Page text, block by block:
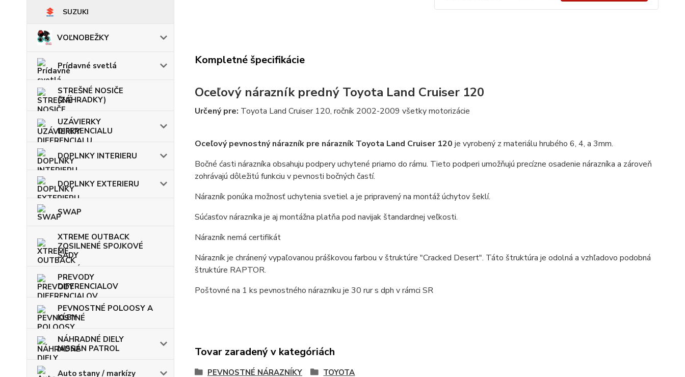
SUZUKI
VOĽNOBEŽKY
Prídavné svetlá
STREŠNÉ NOSIČE
(ZÁHRADKY)
UZÁVIERKY
DIFERENCIALU
DOPLNKY INTERIERU
DOPLNKY EXTERIERU
SWAP
XTREME OUTBACK
ZOSILNENÉ SPOJKOVÉ
SADY
PREVODY
DIFERENCIALOV
PEVNOSTNÉ POLOOSY A
KĹBY
NÁHRADNÉ DIELY
NISSAN PATROL
Auto stany / markízy
Kompletné špecifikácie
Oceľový nárazník predný Toyota Land Cruiser 120
Určený pre: Toyota Land Cruiser 120, ročník 2002-2009 všetky motorizácie
Oceľový pevnostný nárazník pre nárazník Toyota Land Cruiser 120 je vyrobený z materiálu hrubého 6, 4, a 3mm.
Bočné ćasti nárazníka obsahuju podpery uchytené priamo do rámu. Tieto podperi umožňujú precízne osadenie nárazníka a zároveň
zohrávajú dôležitú funkciu v pevnosti bočných častí.
Nárazník ponúka možnosť uchytenia svetiel a je pripravený na montáž úchytov šeklí.
Súćasťov nárazníka je aj montážna platňa pod navijak štandardnej veľkosti.
Nárazník nemá certifikát
Nárazník je chránený vypaľovanou práškovou farbou v štruktúre "Cracked Desert". Táto štruktúra je odolná a vzhľadovo podobná
štruktúre RAPTOR.
Poštovné na 1 ks pevnostného nárazníku je 30 rur s dph v rámci SR
Tovar zaradený v kategóriách
PEVNOSTNÉ NÁRAZNÍKY TOYOTA